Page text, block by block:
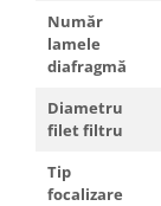
Număr
lamele
diafragmă
Diametru
filet filtru
Tip
focalizare